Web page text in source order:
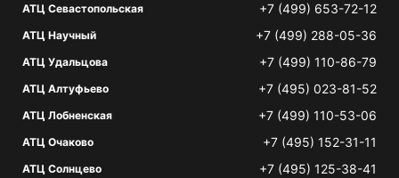
АТЦ Севастопольская +7 (499) 653-72-12
АТЦ Научный +7 (499) 288-05-36
АТЦ Удальцова +7 (499) 110-86-79
АТЦ Алтуфьево +7 (495) 023-81-52
АТЦ Лобненская +7 (499) 110-53-06
АТЦ Очаково +7 (495) 152-31-11
АТЦ Солнцево +7 (495) 125-38-41